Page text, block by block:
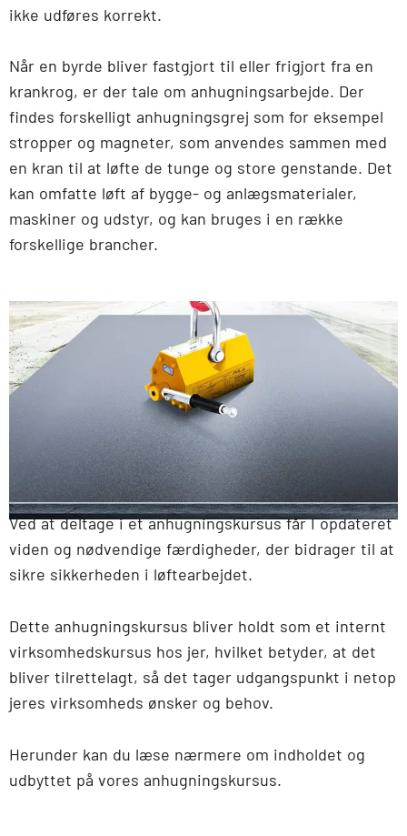
ikke udføres korrekt.
Når en byrde bliver fastgjort til eller frigjort fra en
krankrog, er der tale om anhugningsarbejde. Der
findes forskelligt anhugningsgrej som for eksempel
stropper og magneter, som anvendes sammen med
en kran til at løfte de tunge og store genstande. Det
kan omfatte løft af bygge- og anlægsmaterialer,
maskiner og udstyr, og kan bruges i en række
forskellige brancher.
Ved at deltage i et anhugningskursus får I opdateret
viden og nødvendige færdigheder, der bidrager til at
sikre sikkerheden i løftearbejdet.
Dette anhugningskursus bliver holdt som et internt
virksomhedskursus hos jer, hvilket betyder, at det
bliver tilrettelagt, så det tager udgangspunkt i netop
jeres virksomheds ønsker og behov.
Herunder kan du læse nærmere om indholdet og
udbyttet på vores anhugningskursus.